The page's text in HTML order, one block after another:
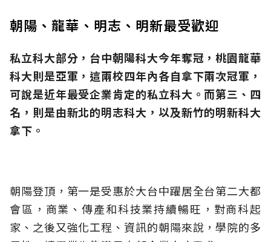
朝陽、龍華、明志、明新最受歡迎
私立科大部分，台中朝陽科大今年奪冠，桃園龍華
科大則是亞軍，這兩校四年內各自拿下兩次冠軍，
可說是近年最受企業肯定的私立科大。而第三、四
名，則是由新北的明志科大，以及新竹的明新科大
拿下。
朝陽登頂，第一是受惠於大台中躍居全台第二大都
會區，商業、傳產和科技業持續暢旺，對商科起
家、之後又強化工程、資訊的朝陽來說，學院的多